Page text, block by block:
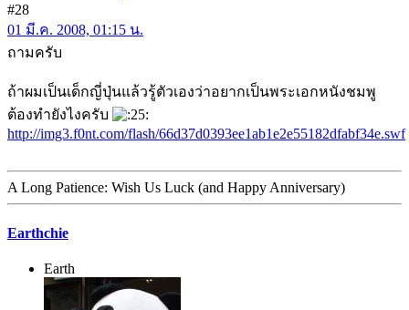
#28
01 มี.ค. 2008, 01:15 น.
ถามครับ
ถ้าผมเป็นเด็กญี่ปุ่นแล้วรู้ตัวเองว่าอยากเป็นพระเอกหนังชมพู
ต้องทำยังไงครับ
http://img3.f0nt.com/flash/66d37d0393ee1ab1e2e55182dfabf34e.swf
A Long Patience: Wish Us Luck (and Happy Anniversary)
Earthchie
Earth